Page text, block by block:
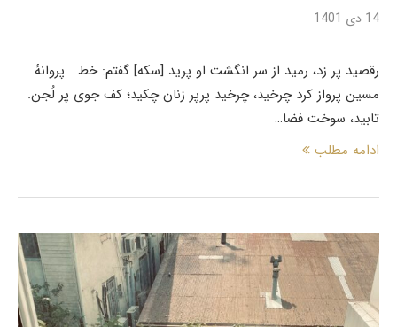
14 دی 1401
رقصید پر زد، رمید از سر انگشت او پرید [سکه] گفتم: خط پروانهٔ
مسین پرواز کرد چرخید، چرخید پرپر زنان چکید؛ کف جوی پر لُجن.
تابید، سوخت فضا…
ادامه مطلب